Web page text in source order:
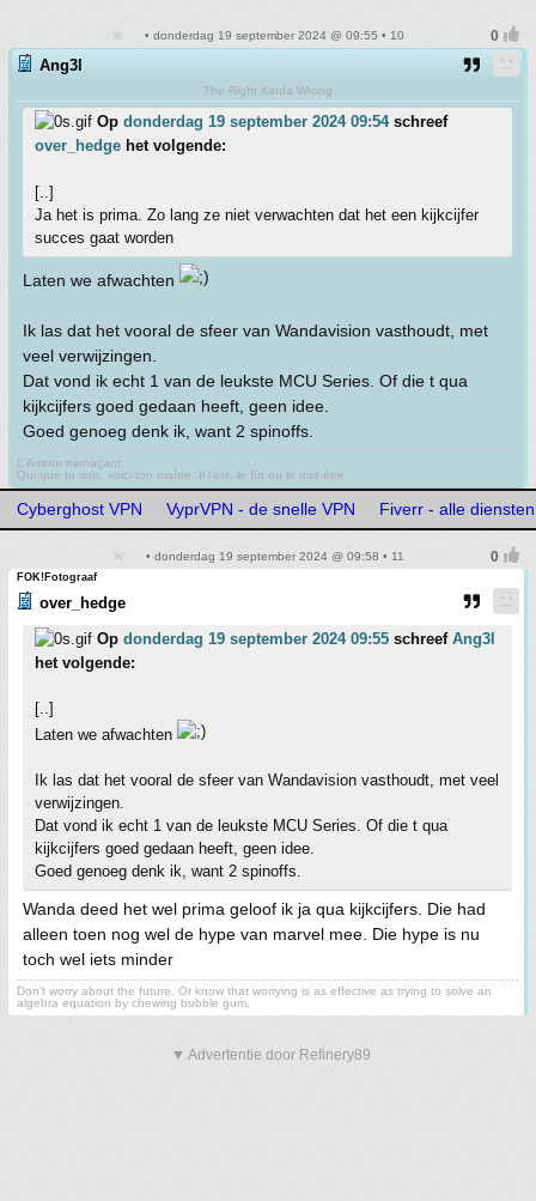
• donderdag 19 september 2024 @ 09:55 • 10
Ang3l
The Right Kinda Wrong
Op donderdag 19 september 2024 09:54schreef
over_hedge het volgende:
[..]
Ja het is prima. Zo lang ze niet verwachten dat het een kijkcijfer
succes gaat worden
Laten we afwachten
Ik las dat het vooral de sfeer van Wandavision vasthoudt, met
veel verwijzingen.
Dat vond ik echt 1 van de leukste MCU Series. Of die t qua
kijkcijfers goed gedaan heeft, geen idee.
Goed genoeg denk ik, want 2 spinoffs.
L'Amour menaçant:
Qui que tu sois, voici ton maître. Il l'est, le fût ou le doit être.
Cyberghost VPN VyprVPN - de snelle VPN Fiverr - alle
• donderdag 19 september 2024 @ 09:58 • 11
FOK!Fotograaf
over_hedge
Op donderdag 19 september 2024 09:55 schreef Ang3l
het volgende:
[..]
Laten we afwachten
Ik las dat het vooral de sfeer van Wandavision vasthoudt, met veel
verwijzingen.
Dat vond ik echt 1 van de leukste MCU Series. Of die t qua
kijkcijfers goed gedaan heeft, geen idee.
Goed genoeg denk ik, want 2 spinoffs.
Wanda deed het wel prima geloof ik ja qua kijkcijfers. Die had
alleen toen nog wel de hype van marvel mee. Die hype is nu
toch wel iets minder
Don't worry about the future. Or know that worrying is as effective as trying to solve an
algebra equation by chewing bubble gum.
▼ Advertentie door Refinery89